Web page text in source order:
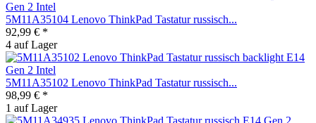
5M11A35104 Lenovo ThinkPad Tastatur russisch...
92,99 € *
4 auf Lager
5M11A35102 Lenovo ThinkPad Tastatur russisch...
98,99 € *
1 auf Lager